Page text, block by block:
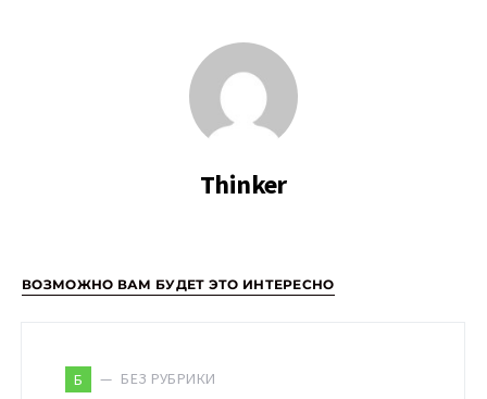
Thinker
ВОЗМОЖНО ВАМ БУДЕТ ЭТО ИНТЕРЕСНО
Б БЕЗ РУБРИКИ